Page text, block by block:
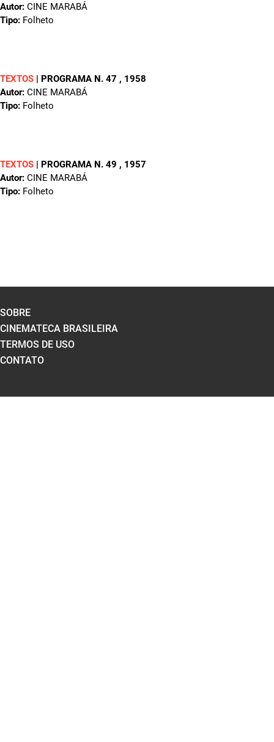
Autor: CINE MARABÁ
Tipo: Folheto
TEXTOS | PROGRAMA N. 47 , 1958
Autor: CINE MARABÁ
Tipo: Folheto
TEXTOS | PROGRAMA N. 49 , 1957
Autor: CINE MARABÁ
Tipo: Folheto
SOBRE
CINEMATECA BRASILEIRA
TERMOS DE USO
CONTATO